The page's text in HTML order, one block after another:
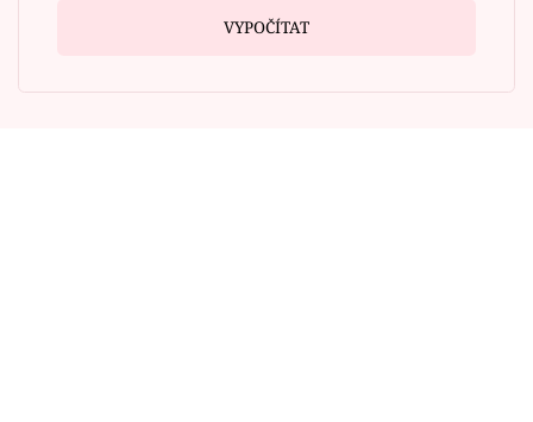
VYPOČÍTAT